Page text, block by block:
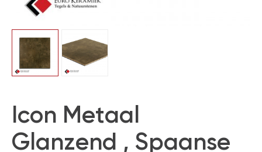
Icon Metaal
Glanzend , Spaanse